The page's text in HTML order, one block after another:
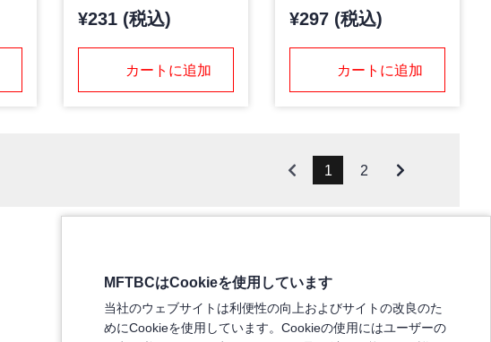
¥231 (税込)
カートに追加
¥297 (税込)
カートに追加
1 2
MFTBCはCookieを使用しています
当社のウェブサイトは利便性の向上およびサイトの改良のた
めにCookieを使用しています。Cookieの使用にはユーザーの